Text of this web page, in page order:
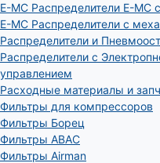
E-MC Распределители E-
E-MC Распределители с
Распределители и
Распределители с
управлением
Расходные материалы и
Фильтры для компрессоров
Фильтры Борец
Фильтры ABAC
Фильтры Airman